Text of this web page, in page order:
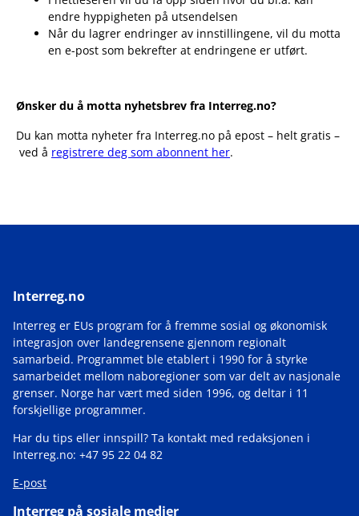
endre hyppigheten på utsendelsen
Når du lagrer endringer av innstillingene, vil du motta
en e-post som bekrefter at endringene er utført.
Ønsker du å motta nyhetsbrev fra Interreg.no?
Du kan motta nyheter fra Interreg.no på epost – helt gratis –
ved å registrere deg som abonnent her.
Interreg.no
Interreg er EUs program for å fremme sosial og økonomisk
integrasjon over landegrensene gjennom regionalt
samarbeid. Programmet ble etablert i 1990 for å styrke
samarbeidet mellom naboregioner som var delt av nasjonale
grenser. Norge har vært med siden 1996, og deltar i 11
forskjellige programmer.
Har du tips eller innspill? Ta kontakt med redaksjonen i
Interreg.no: +47 95 22 04 82
E-post
Interreg på sosiale medier